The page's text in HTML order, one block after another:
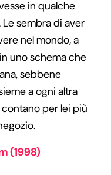
in qualche
sembra di aver
nel mondo, a
uno schema che
sebbene
a ogni altra
contano per lei più
(1998)